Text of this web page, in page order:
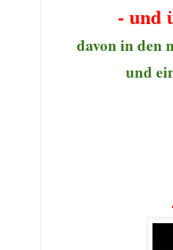
- und
davon in den
und